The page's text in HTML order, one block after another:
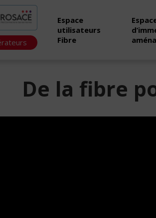
Espace
utilisateurs
Fibre
De la fibre